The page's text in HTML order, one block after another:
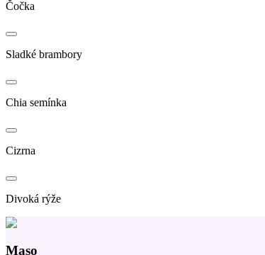
Čočka
Sladké brambory
Chia semínka
Cizrna
Divoká rýže
Maso